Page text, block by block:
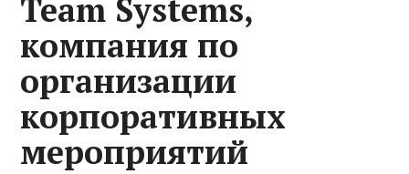
Team Systems,
компания по
организации
корпоративных
мероприятий